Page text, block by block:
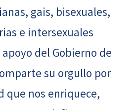
gais, bisexuales,
e intersexuales
del Gobierno de
su orgullo por
que nos enriquece,